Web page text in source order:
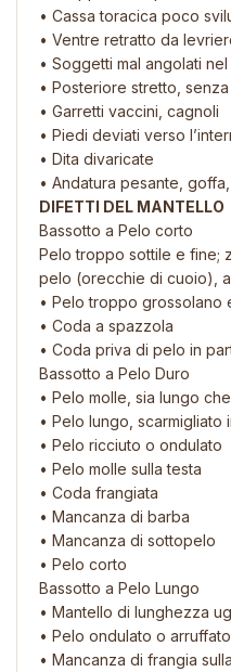
• Cassa toracica poco
• Ventre retratto da
• Soggetti mal angolati
• Posteriore stretto,
• Garretti vaccini, cagnoli
• Piedi deviati verso
• Dita divaricate
• Andatura pesante,
DIFETTI DEL MANTELLO
Bassotto a Pelo corto
Pelo troppo sottile e fine;
pelo (orecchie di cuoio),
• Pelo troppo grossolano
• Coda a spazzola
• Coda priva di pelo in
Bassotto a Pelo Duro
• Pelo molle, sia lungo
• Pelo lungo, scarmigliato
• Pelo ricciuto o ondulato
• Pelo molle sulla testa
• Coda frangiata
• Mancanza di barba
• Mancanza di sottopelo
• Pelo corto
Bassotto a Pelo Lungo
• Mantello di lunghezza
• Pelo ondulato o arruffato
• Mancanza di frangia